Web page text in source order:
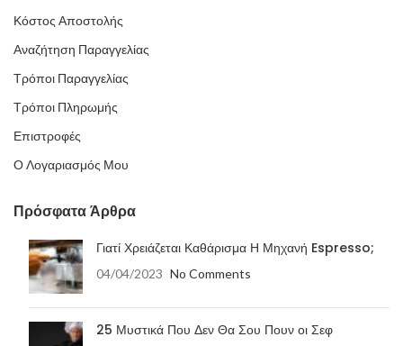
Κόστος Αποστολής
Αναζήτηση Παραγγελίας
Τρόποι Παραγγελίας
Τρόποι Πληρωμής
Επιστροφές
Ο Λογαριασμός Μου
Πρόσφατα Άρθρα
Γιατί Χρειάζεται Καθάρισμα Η Μηχανή Espresso;
04/04/2023 No Comments
25 Μυστικά Που Δεν Θα Σου Πουν οι Σεφ